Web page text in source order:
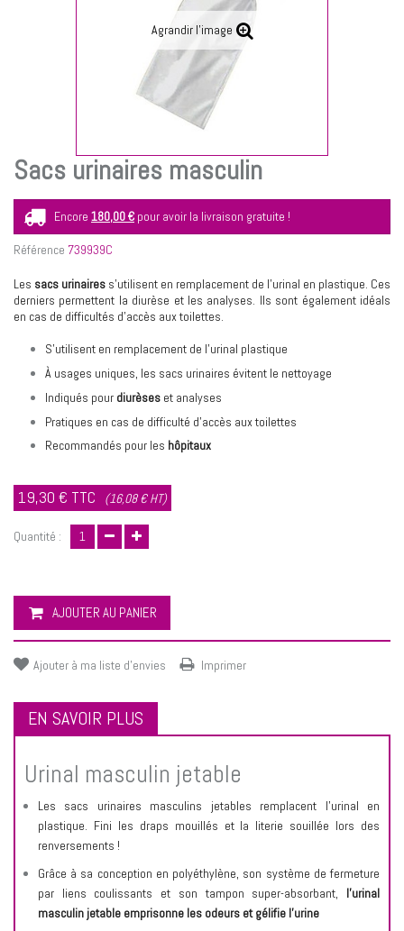
Agrandir l'image
Sacs urinaires masculin
Encore 180,00 € pour avoir la livraison gratuite !
Référence 739939C
Les sacs urinaires s’utilisent en remplacement de l’urinal en plastique. Ces
derniers permettent la diurèse et les analyses. Ils sont également idéals
en cas de difficultés d’accès aux toilettes.
S’utilisent en remplacement de l’urinal plastique
À usages uniques, les sacs urinaires évitent le nettoyage
Indiqués pour diurèses et analyses
Pratiques en cas de difficulté d’accès aux toilettes
Recommandés pour les hôpitaux
19,30 € TTC (16,08 € HT)
Quantité :
AJOUTER AU PANIER
Ajouter à ma liste d'envies Imprimer
EN SAVOIR PLUS
Urinal masculin jetable
Les sacs urinaires masculins jetables remplacent l’urinal en
plastique. Fini les draps mouillés et la literie souillée lors des
renversements !
Grâce à sa conception en polyéthylène, son système de fermeture
par liens coulissants et son tampon super-absorbant, l’urinal
masculin jetable emprisonne les odeurs et gélifie l'urine